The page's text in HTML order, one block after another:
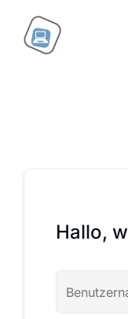
Inhalt
springen
Hallo,